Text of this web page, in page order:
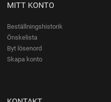
MITT KONTO
Beställningshistorik
Önskelista
Byt lösenord
Skapa konto